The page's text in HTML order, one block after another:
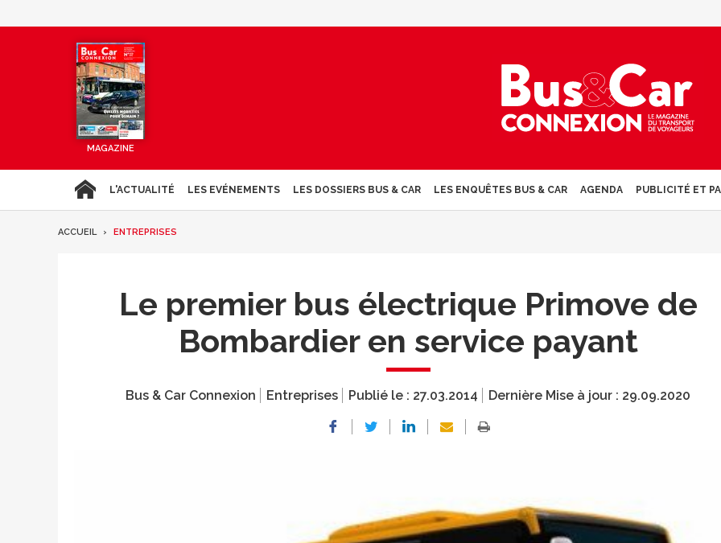
MAGAZINE
L'ACTUALITÉ LES EVÉNEMENTS LES DOSSIERS BUS & CAR LES ENQUÊTES BUS & CAR AGENDA PUBLICITÉ ET
ACCUEIL ENTREPRISES
Le premier bus électrique Primove de
Bombardier en service payant
Bus & Car Connexion Entreprises Publié le : 27.03.2014 Dernière Mise à jour : 29.09.2020